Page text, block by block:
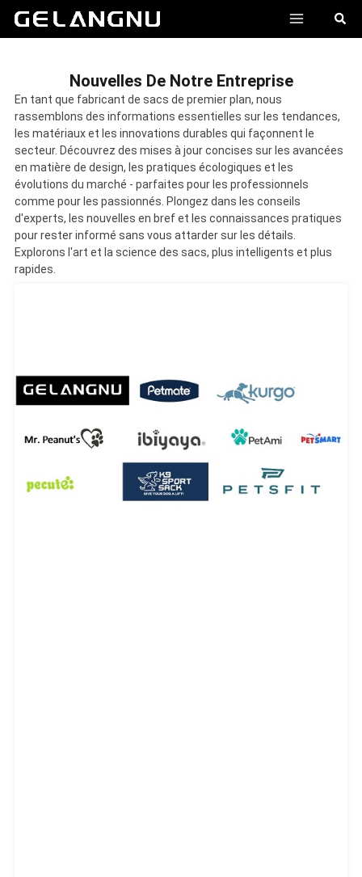
内
MENU
搜
Nouvelles De Notre Entreprise
En tant que fabricant de sacs de premier plan, nous
rassemblons des informations essentielles sur les tendances,
les matériaux et les innovations durables qui façonnent le
secteur. Découvrez des mises à jour concises sur les avancées
en matière de design, les pratiques écologiques et les
évolutions du marché - parfaites pour les professionnels
comme pour les passionnés. Plongez dans les conseils
d'experts, les nouvelles en bref et les connaissances pratiques
pour rester informé sans vous attarder sur les détails.
Explorons l'art et la science des sacs, plus intelligents et plus
rapides.